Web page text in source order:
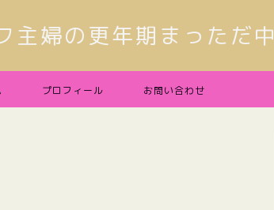
主婦の更年期まっただ中
プロフィール お問い合わせ